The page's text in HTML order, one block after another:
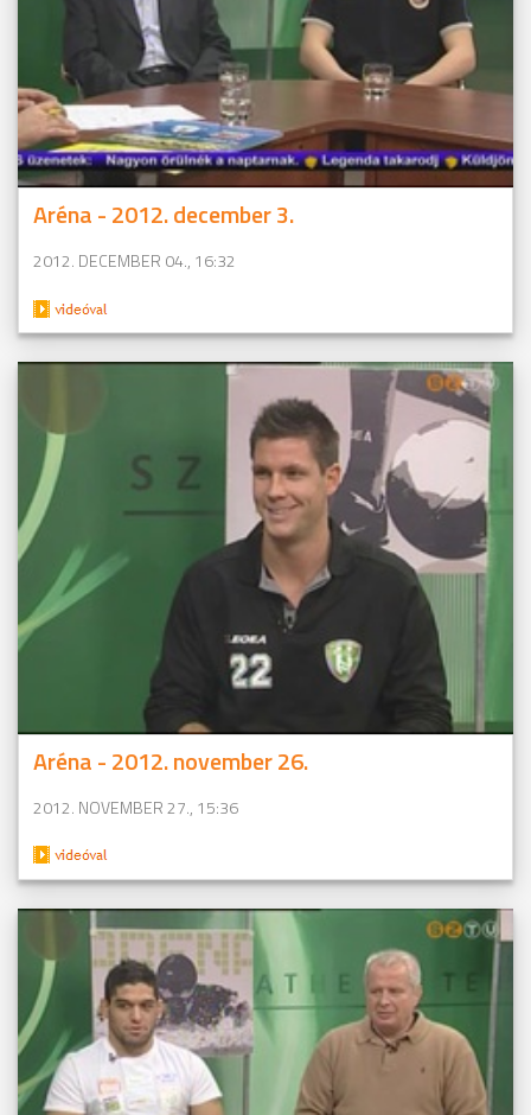
Aréna - 2012. december 3.
2012. DECEMBER 04., 16:32
Aréna - 2012. november 26.
2012. NOVEMBER 27., 15:36